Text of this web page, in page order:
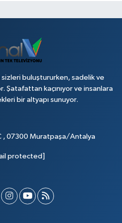
sizleri buluştururken, sadelik ve
Şatafattan kaçınıyor ve insanlara
bir altyapı sunuyor.
, 07300 Muratpaşa/Antalya
protected]